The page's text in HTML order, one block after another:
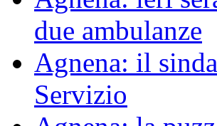
due ambulanze
Agnena: il
Servizio